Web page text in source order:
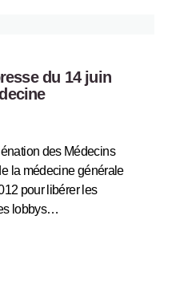
du 14 juin
des Médecins
la médecine générale
pour libérer les
lobbys…